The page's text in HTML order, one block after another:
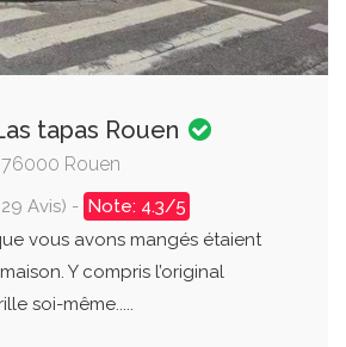
tapas Rouen
Rouen
Avis) - Note: 4.3/5
vous avons mangés étaient
Y compris l’original
soi-même.....